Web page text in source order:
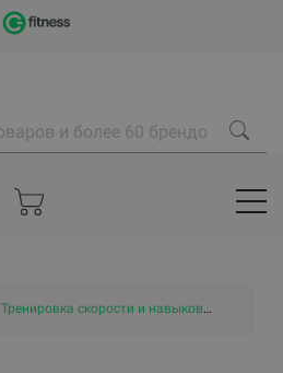
Тренировка скорости и навыков